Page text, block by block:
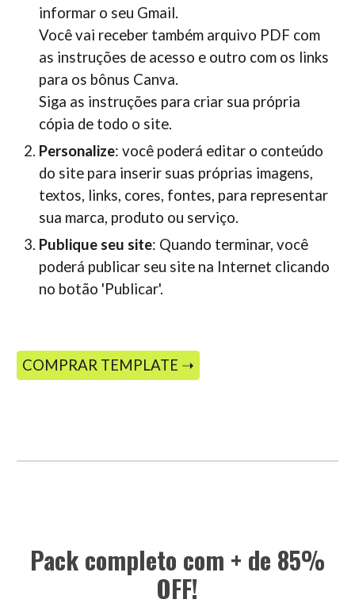
informar o seu Gmail.
Você vai receber também arquivo PDF com
as instruções de acesso e outro com os links
para os bônus Canva.
Siga as instruções para criar sua própria
cópia de todo o site.
Personalize: você poderá editar o conteúdo
do site para inserir suas próprias imagens,
textos, links, cores, fontes, para representar
sua marca, produto ou serviço.
Publique seu site: Quando terminar, você
poderá publicar seu site na Internet clicando
no botão 'Publicar'.
COMPRAR TEMPLATE ➝
Pack completo com + de 85%
OFF!